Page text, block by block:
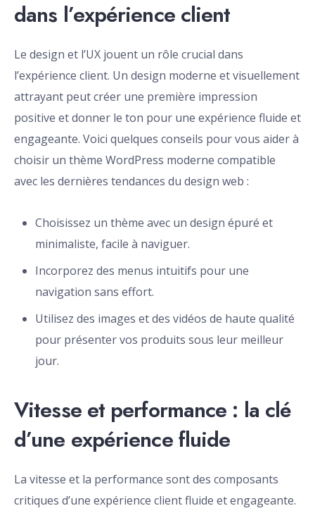
dans l’expérience client
Le design et l’UX jouent un rôle crucial dans
l’expérience client. Un design moderne et visuellement
attrayant peut créer une première impression
positive et donner le ton pour une expérience fluide et
engageante. Voici quelques conseils pour vous aider à
choisir un thème WordPress moderne compatible
avec les dernières tendances du design web :
Choisissez un thème avec un design épuré et
minimaliste, facile à naviguer.
Incorporez des menus intuitifs pour une
navigation sans effort.
Utilisez des images et des vidéos de haute qualité
pour présenter vos produits sous leur meilleur
jour.
Vitesse et performance : la clé
d’une expérience fluide
La vitesse et la performance sont des composants
critiques d’une expérience client fluide et engageante.